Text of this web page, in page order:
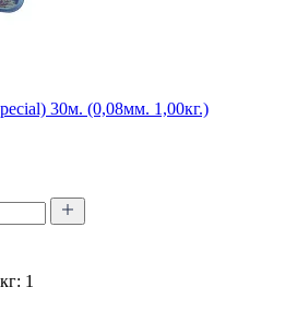
30м. (0,08мм. 1,00кг.)
1